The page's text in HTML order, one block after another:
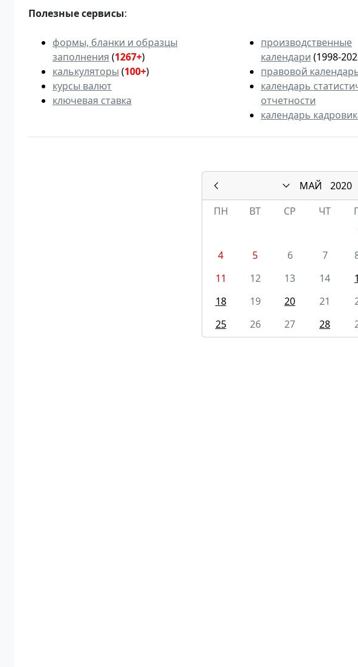
Полезные сервисы:
формы, бланки и образцы
заполнения (1267+)
калькуляторы (100+)
курсы валют
ключевая ставка
производственные
календари (1998-
правовой
календарь
отчетности
календарь
МАЙ
2020
ПН
ВТ СР ЧТ
4
5 6 7
11
12 13 14
18
19 20 21
25
26 27 28